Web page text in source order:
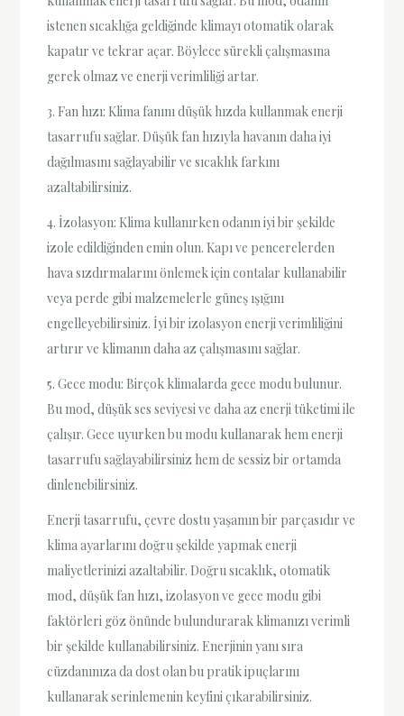
istenen sıcaklığa geldiğinde klimayı otomatik olarak
kapatır ve tekrar açar. Böylece sürekli çalışmasına
gerek olmaz ve enerji verimliliği artar.
3. Fan hızı: Klima fanını düşük hızda kullanmak enerji
tasarrufu sağlar. Düşük fan hızıyla havanın daha iyi
dağılmasını sağlayabilir ve sıcaklık farkını
azaltabilirsiniz.
4. İzolasyon: Klima kullanırken odanın iyi bir şekilde
izole edildiğinden emin olun. Kapı ve pencerelerden
hava sızdırmalarını önlemek için contalar kullanabilir
veya perde gibi malzemelerle güneş ışığını
engelleyebilirsiniz. İyi bir izolasyon enerji verimliliğini
artırır ve klimanın daha az çalışmasını sağlar.
5. Gece modu: Birçok klimalarda gece modu bulunur.
Bu mod, düşük ses seviyesi ve daha az enerji tüketimi ile
çalışır. Gece uyurken bu modu kullanarak hem enerji
tasarrufu sağlayabilirsiniz hem de sessiz bir ortamda
dinlenebilirsiniz.
Enerji tasarrufu, çevre dostu yaşamın bir parçasıdır ve
klima ayarlarını doğru şekilde yapmak enerji
maliyetlerinizi azaltabilir. Doğru sıcaklık, otomatik
mod, düşük fan hızı, izolasyon ve gece modu gibi
faktörleri göz önünde bulundurarak klimanızı verimli
bir şekilde kullanabilirsiniz. Enerjinin yanı sıra
cüzdanınıza da dost olan bu pratik ipuçlarını
kullanarak serinlemenin keyfini çıkarabilirsiniz.